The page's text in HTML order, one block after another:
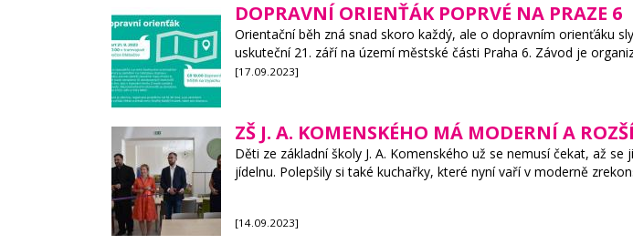
DOPRAVNÍ ORIENŤÁK POPRVÉ NA PRAZE 6
Orientační běh zná snad skoro každý, ale o dopravním orienťáku
uskuteční 21. září na území městské části Praha 6. Závod je
[17.09.2023]
ZŠ J. A. KOMENSKÉHO MÁ MODERNÍ A
Děti ze základní školy J. A. Komenského už se nemusí čekat, až
jídelnu. Polepšily si také kuchařky, které nyní vaří v moderně
[14.09.2023]